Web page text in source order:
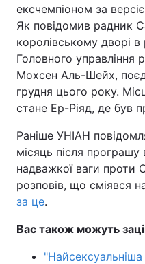
ексчемпіоном за
Як повідомив радник
королівському дворі в
Головного управління
Мохсен Аль-Шейх,
грудня цього року.
стане Ер-Ріяд, де був
Раніше УНІАН
місяць після
надважкої ваги проти
розповів, що сміявся
за це.
Вас також можуть